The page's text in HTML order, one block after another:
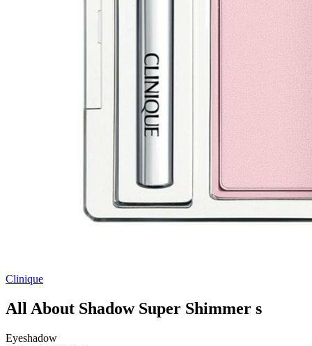
Clinique
All About Shadow Super Shimmer s
Eyeshadow